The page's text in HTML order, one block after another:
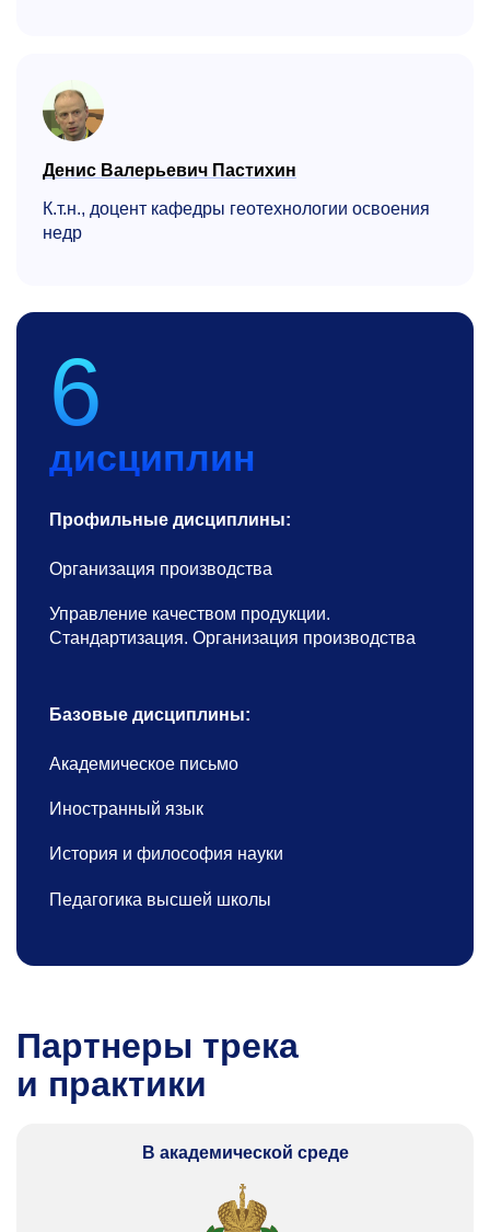
Денис Валерьевич Пастихин
К.т.н., доцент кафедры геотехнологии освоения
недр
6
дисциплин
Профильные дисциплины:
Организация производства
Управление качеством продукции.
Стандартизация. Организация производства
Базовые дисциплины:
Академическое письмо
Иностранный язык
История и философия науки
Педагогика высшей школы
Партнеры трека
и практики
В академической среде